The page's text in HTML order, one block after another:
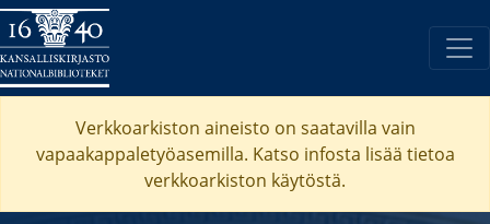
Verkkoarkiston aineisto on saatavilla vain
vapaakappaletyöasemilla. Katso infosta lisää tietoa
verkkoarkiston käytöstä.